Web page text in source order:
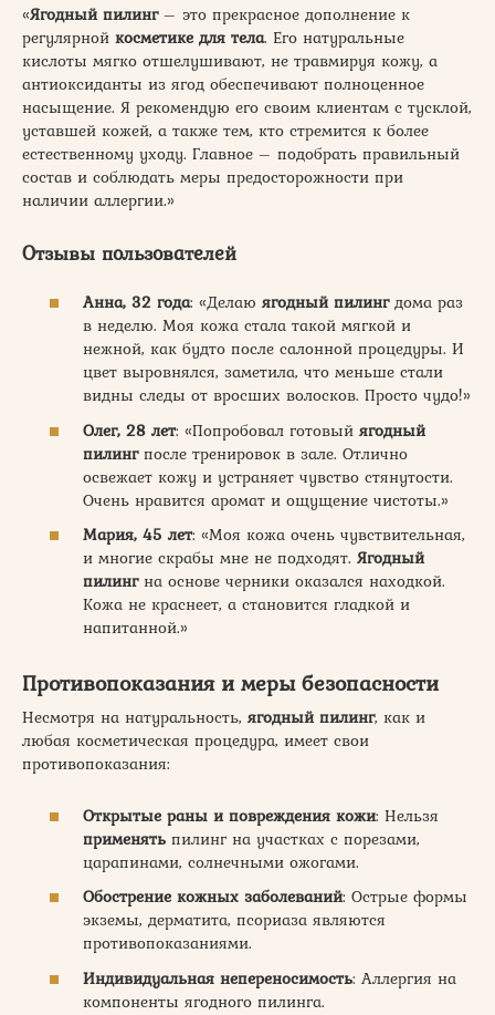
«Ягодный пилинг– это прекрасное дополнение к
регулярной косметике для тела. Его натуральные
кислоты мягко отшелушивают, не травмируя кожу, а
антиоксиданты из ягод обеспечивают полноценное
насыщение. Я рекомендую его своим клиентам с тусклой,
уставшей кожей, а также тем, кто стремится к более
естественному уходу. Главное – подобрать правильный
состав и соблюдать меры предосторожности при
наличии аллергии.»
Отзывы пользователей
Анна, 32 года: «Делаюягодный пилингдома раз
в неделю. Моя кожа стала такой мягкой и
нежной, как будто после салонной процедуры. И
цвет выровнялся, заметила, что меньше стали
видны следы от вросших волосков. Просто чудо!»
Олег, 28 лет: «Попробовал готовыйягодный
пилингпосле тренировок в зале. Отлично
освежает кожу и устраняет чувство стянутости.
Очень нравится аромат и ощущение чистоты.»
Мария, 45 лет: «Моя кожа очень чувствительная,
и многие скрабы мне не подходят. Ягодный
пилингна основе черники оказался находкой.
Кожа не краснеет, а становится гладкой и
напитанной.»
Противопоказания и меры безопасности
Несмотря на натуральность,ягодный пилинг, как и
любая косметическая процедура, имеет свои
противопоказания:
Открытые раны и повреждения кожи: Нельзя
применять пилинг на участках с порезами,
царапинами, солнечными ожогами.
Обострение кожных заболеваний: Острые формы
экземы, дерматита, псориаза являются
противопоказаниями.
Индивидуальная непереносимость: Аллергия на
компоненты ягодного пилинга.